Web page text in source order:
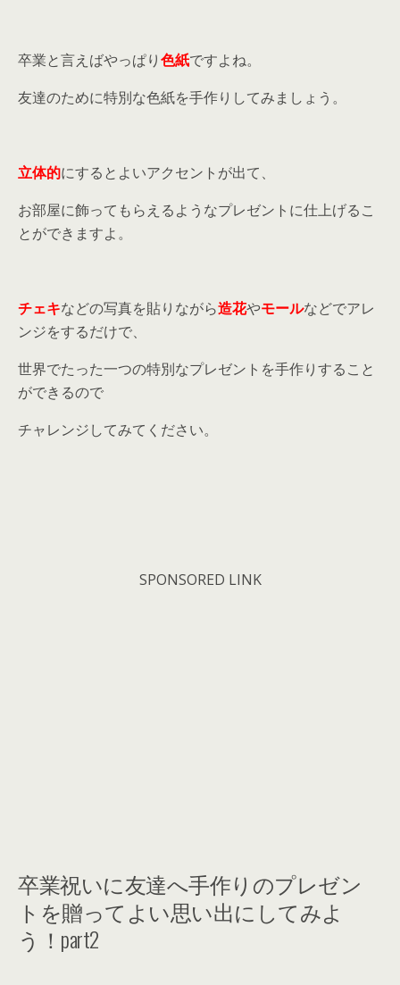
卒業と言えばやっぱり色紙ですよね。
友達のために特別な色紙を手作りしてみましょう。
立体的にするとよいアクセントが出て、
お部屋に飾ってもらえるようなプレゼントに仕上げるこ
とができますよ。
チェキなどの写真を貼りながら造花やモールなどでアレ
ンジをするだけで、
世界でたった一つの特別なプレゼントを手作りすること
ができるので
チャレンジしてみてください。
SPONSORED LINK
卒業祝いに友達へ手作りのプレゼン
トを贈ってよい思い出にしてみよ
う！part2